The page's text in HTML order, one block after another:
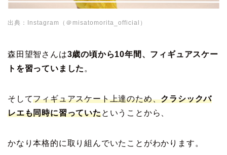
出典：Instagram（＠misatomorita_official）
森田望智さんは3歳の頃から10年間、フィギュアスケー
トを習っていました 。
そしてフィギュアスケート上達のため、クラシックバ
レエも同時に習っていたということから、
かなり本格的に取り組んでいたことがわかります。